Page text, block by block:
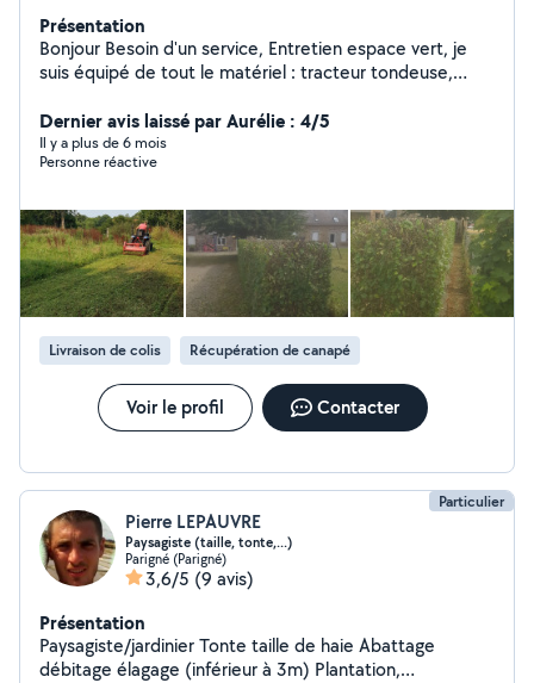
Présentation
Bonjour Besoin d'un service, Entretien espace vert, je
suis équipé de tout le matériel : tracteur tondeuse,
mousse, les gouttières sont sales, j'ai ce qu'il faut pour
monter en toute sécurité Nettoyage de terrasse,
véranda, mur, façade... Petits travaux d'intérieur :
une personne réactive et sérieuse N'hésitez pas à
prendre contact, je vous répondrai avec plaisir PS:
Hésitez pas à me téléphoner pour plus de simplicité
Merci
Dernier avis laissé par Aurélie : 4/5
Il y a plus de 6 mois
Personne réactive
Livraison de colis Récupération de canapé
Voir le profil Contacter
Particulier
Pierre LEPAUVRE
Paysagiste (taille, tonte,...)
Parigné (Parigné)
3,6/5 (9 avis)
Présentation
Paysagiste/jardinier Tonte taille de haie Abattage
débitage élagage (inférieur à 3m) Plantation,